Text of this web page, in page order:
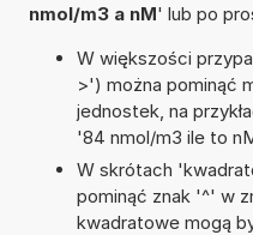
nmol/m3 a nM' lub po
W większości
>') można pominąć
jednostek, na
'84 nmol/m3 ile to
W skrótach
pominąć znak '^' w
kwadratowe mogą